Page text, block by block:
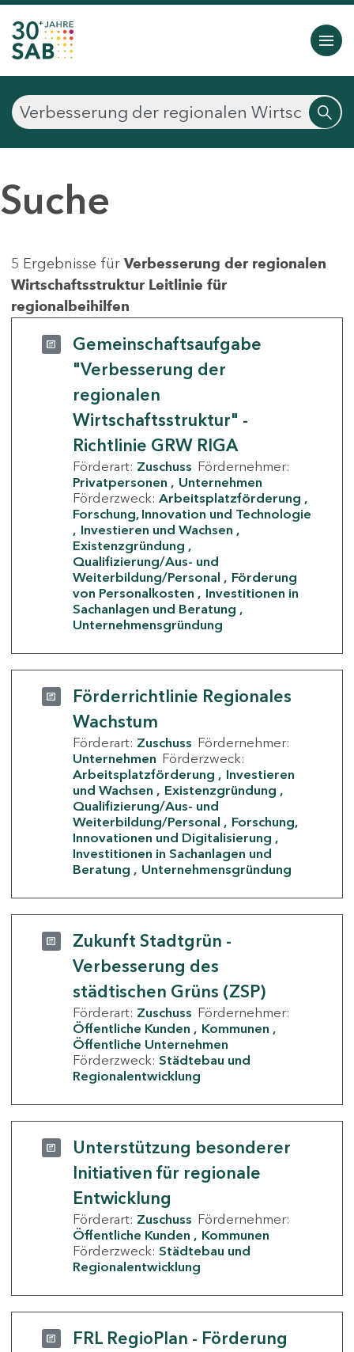
Suche
5 Ergebnisse für Verbesserung der regionalen
Wirtschaftsstruktur Leitlinie für
regionalbeihilfen
Gemeinschaftsaufgabe
"Verbesserung der
regionalen
Wirtschaftsstruktur" -
Richtlinie GRW RIGA
Förderart: Zuschuss Fördernehmer:
Privatpersonen
Unternehmen
Förderzweck: Arbeitsplatzförderung
Forschung, Innovation und Technologie
Investieren und Wachsen
Existenzgründung
Qualifizierung/Aus- und
Weiterbildung/Personal
Förderung
von Personalkosten
Investitionen in
Sachanlagen und Beratung
Unternehmensgründung
Förderrichtlinie Regionales
Wachstum
Förderart: Zuschuss Fördernehmer:
Unternehmen Förderzweck:
Arbeitsplatzförderung
Investieren
und Wachsen
Existenzgründung
Qualifizierung/Aus- und
Weiterbildung/Personal
Forschung,
Innovationen und Digitalisierung
Investitionen in Sachanlagen und
Beratung
Unternehmensgründung
Zukunft Stadtgrün -
Verbesserung des
städtischen Grüns (ZSP)
Förderart: Zuschuss Fördernehmer:
Öffentliche Kunden
Kommunen
Öffentliche Unternehmen
Förderzweck: Städtebau und
Regionalentwicklung
Unterstützung besonderer
Initiativen für regionale
Entwicklung
Förderart: Zuschuss Fördernehmer:
Öffentliche Kunden
Kommunen
Förderzweck: Städtebau und
Regionalentwicklung
FRL RegioPlan - Förderung